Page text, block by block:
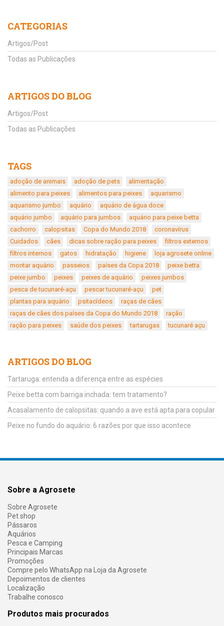
CATEGORIAS
Artigos/Post
Todas as Publicações
ARTIGOS DO BLOG
Artigos/Post
Todas as Publicações
TAGS
adoção de animais adoção de pets
alimentação
alimento para peixes
alimentos para peixes
aquarismo
aquarismo jumbo
aquário
aquário de água doce
aquário jumbo
aquário para jumbos
aquário para peixe betta
cachorro
calopsitas Copa do Mundo 2018
coronavírus
Cuidados
cães dicas sobre ração para peixes
filtros externos
filtros internos
gatos hidratação higiene
loja agrosete online
montar aquário
passeios países da Copa 2018
peixe betta
peixe jumbo
peixes peixes de aquário
peixes jumbos
pesca de tucunaré-açu
pescar tucunaré-açu
pet
plantas para aquário
psitacídeos
raças de cães
raças de cães dos países da Copa do Mundo 2018
ração
ração para peixes
saúde dos peixes tartarugas tucunaré açu
ARTIGOS DO BLOG
Tartaruga: entenda a diferença entre as espécies
Peixe betta com barriga inchada: tem tratamento?
Acasalamento de calopsitas: quando a ave está apta para copular
Peixe no fundo do aquário: 6 razões por que isso acontece
Sobre a Agrosete
Sobre Agrosete
Pet shop
Pássaros
Aquários
Pesca e Camping
Principais Marcas
Promoções
Compre pelo WhatsApp na Loja da Agrosete
Depoimentos de clientes
Localização
Trabalhe conosco
Produtos mais procurados